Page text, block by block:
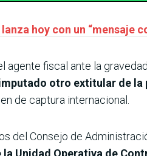
hoy con un “mensaje
agente fiscal ante la
otro extitular de la
de captura internacional.
del Consejo de
Unidad Operativa de